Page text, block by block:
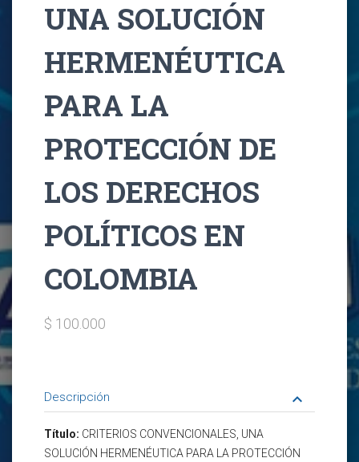
UNA SOLUCIÓN
HERMENÉUTICA
PARA LA
PROTECCIÓN DE
LOS DERECHOS
POLÍTICOS EN
COLOMBIA
$ 100.000
Descripción keyboard_arrow_down
Título: CRITERIOS CONVENCIONALES, UNA
SOLUCIÓN HERMENÉUTICA PARA LA PROTECCIÓN